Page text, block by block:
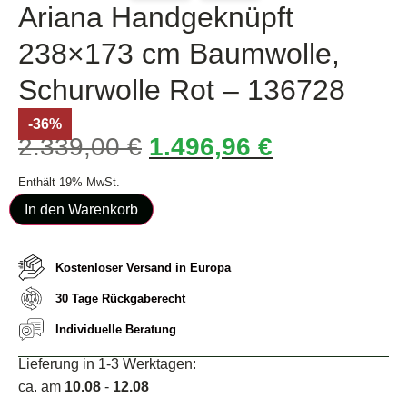
Ariana Handgeknüpft
238×173 cm Baumwolle,
Schurwolle Rot – 136728
-36%
2.339,00€ 1.496,96 €
Enthält 19% MwSt.
In den Warenkorb
Kostenloser Versand in Europa
30 Tage Rückgaberecht
Individuelle Beratung
Lieferung in 1-3 Werktagen:
ca. am 10.08 - 12.08